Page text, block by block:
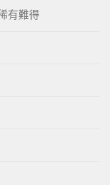
有難得